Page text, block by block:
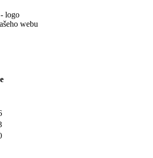
webu